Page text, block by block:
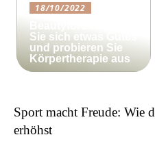
18/10/2022
Sie sich etwas Gutes
und probieren Sie
Körpertherapie aus
Sport macht Freude: Wie
erhöhst